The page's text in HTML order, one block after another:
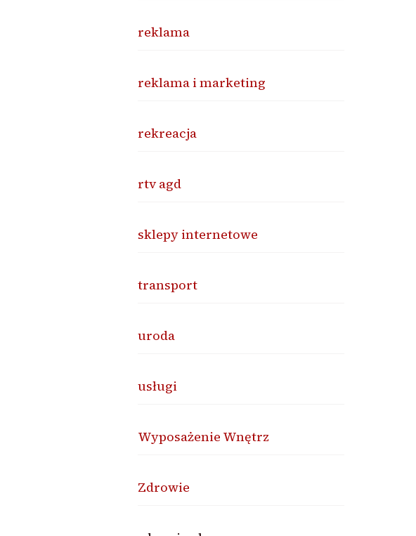
reklama
reklama i marketing
rekreacja
rtv agd
sklepy internetowe
transport
uroda
usługi
Wyposażenie Wnętrz
Zdrowie